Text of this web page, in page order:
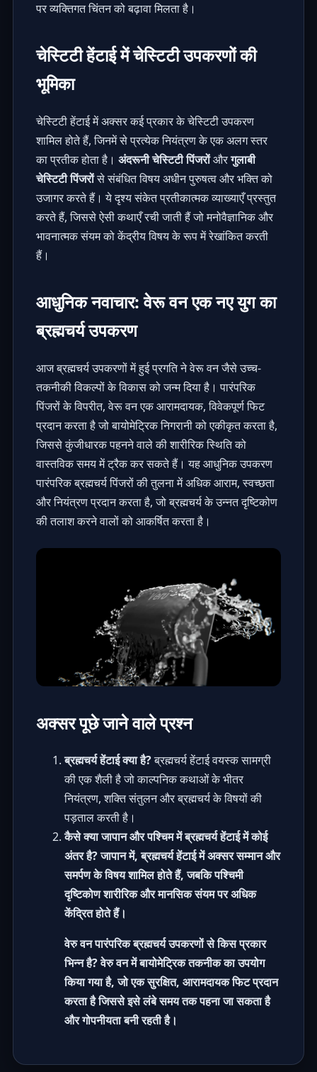
पर व्यक्तिगत चिंतन को बढ़ावा मिलता है।
चेस्टिटी हेंटाई में चेस्टिटी उपकरणों की
भूमिका
चेस्टिटी हेंटाई में अक्सर कई प्रकार के चेस्टिटी उपकरण
शामिल होते हैं, जिनमें से प्रत्येक नियंत्रण के एक अलग स्तर
का प्रतीक होता है। अंदरूनी चेस्टिटी पिंजरोंऔरगुलाबी
चेस्टिटी पिंजरोंसे संबंधित विषय अधीन पुरुषत्व और भक्ति को
उजागर करते हैं। ये दृश्य संकेत प्रतीकात्मक व्याख्याएँ प्रस्तुत
करते हैं, जिससे ऐसी कथाएँ रची जाती हैं जो मनोवैज्ञानिक और
भावनात्मक संयम को केंद्रीय विषय के रूप में रेखांकित करती
हैं।
आधुनिक नवाचार: वेरू वन एक नए युग का
ब्रह्मचर्य उपकरण
आज ब्रह्मचर्य उपकरणों में हुई प्रगति ने वेरू वन जैसे उच्च-
तकनीकी विकल्पों के विकास को जन्म दिया है। पारंपरिक
पिंजरों के विपरीत, वेरू वन एक आरामदायक, विवेकपूर्ण फिट
प्रदान करता है जो बायोमेट्रिक निगरानी को एकीकृत करता है,
जिससे कुंजीधारक पहनने वाले की शारीरिक स्थिति को
वास्तविक समय में ट्रैक कर सकते हैं। यह आधुनिक उपकरण
पारंपरिक ब्रह्मचर्य पिंजरों की तुलना में अधिक आराम, स्वच्छता
और नियंत्रण प्रदान करता है, जो ब्रह्मचर्य के उन्नत दृष्टिकोण
की तलाश करने वालों को आकर्षित करता है।
अक्सर पूछे जाने वाले प्रश्न
ब्रह्मचर्य हेंटाई क्या है?ब्रह्मचर्य हेंटाई वयस्क सामग्री
की एक शैली है जो काल्पनिक कथाओं के भीतर
नियंत्रण, शक्ति संतुलन और ब्रह्मचर्य के विषयों की
पड़ताल करती है।
कैसे क्या जापान और पश्चिम में ब्रह्मचर्य हेंटाई में कोई
अंतर है? जापान में, ब्रह्मचर्य हेंटाई में अक्सर सम्मान और
समर्पण के विषय शामिल होते हैं, जबकि पश्चिमी
दृष्टिकोण शारीरिक और मानसिक संयम पर अधिक
केंद्रित होते हैं।
वेरु वन पारंपरिक ब्रह्मचर्य उपकरणों से किस प्रकार
भिन्न है? वेरु वन में बायोमेट्रिक तकनीक का उपयोग
किया गया है, जो एक सुरक्षित, आरामदायक फिट प्रदान
करता है जिससे इसे लंबे समय तक पहना जा सकता है
और गोपनीयता बनी रहती है।